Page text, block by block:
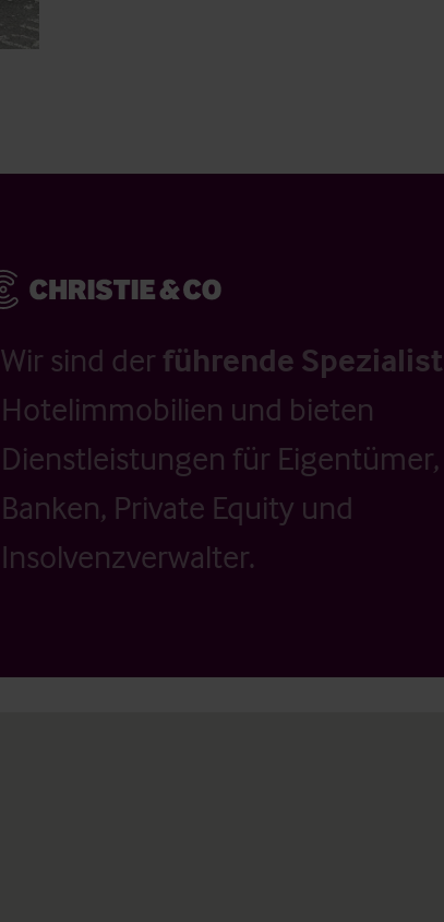
Wir sind der führende Spezialist
Hotelimmobilien und bieten
Dienstleistungen für Eigentümer,
Banken, Private Equity und
Insolvenzverwalter.